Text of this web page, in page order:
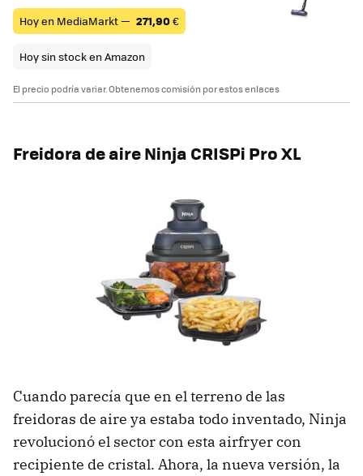
Hoy en MediaMarkt — 271,90€
Hoy sin stock en Amazon
El precio podría variar. Obtenemos comisión por estos enlaces
Freidora de aire Ninja CRISPi Pro XL
Cuando parecía que en el terreno de las
freidoras de aire ya estaba todo inventado, Ninja
revolucionó el sector con esta airfryer con
recipiente de cristal. Ahora, la nueva versión, la